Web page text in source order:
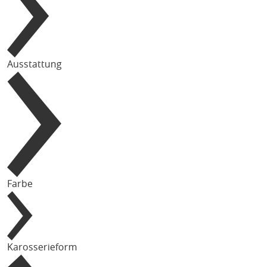
Ausstattung
Farbe
Karosserieform